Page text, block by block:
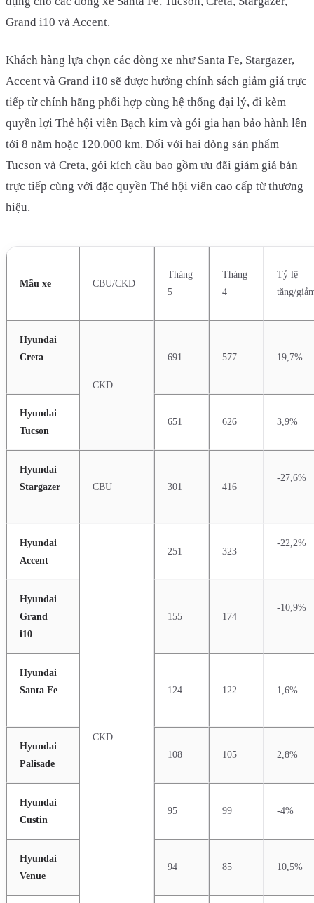
Grand i10 và Accent.
Khách hàng lựa chọn các dòng xe như Santa Fe, Stargazer,
Accent và Grand i10 sẽ được hưởng chính sách giảm giá trực
tiếp từ chính hãng phối hợp cùng hệ thống đại lý, đi kèm
quyền lợi Thẻ hội viên Bạch kim và gói gia hạn bảo hành lên
tới 8 năm hoặc 120.000 km. Đối với hai dòng sản phẩm
Tucson và Creta, gói kích cầu bao gồm ưu đãi giảm giá bán
trực tiếp cùng với đặc quyền Thẻ hội viên cao cấp từ thương
hiệu.
Mẫu xe CBU/CKD
Tháng
5
Tháng
4
Tỷ lệ
tăng/
Hyundai
Creta
CKD
691 577 19,7%
Hyundai
Tucson
651 626 3,9%
Hyundai
Stargazer
CBU 301 416
-27,6%
Hyundai
Accent
CKD
251 323
-22,2%
Hyundai
Grand
i10
155 174
-10,9%
Hyundai
Santa Fe
124 122 1,6%
Hyundai
Palisade
108 105 2,8%
Hyundai
Custin
95 99 -4%
Hyundai
Venue
94 85 10,5%